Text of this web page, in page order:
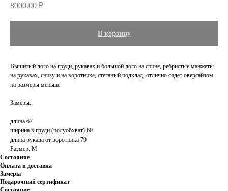
8000.00 ₽
В корзину
Вышитый лого на груди, рукавах и большой лого на спине, ребристые манжеты
на рукавах, снизу и на воротнике, стеганый подклад, отлично сядет оверсайзом
на размеры меньше
Замеры:
длина 67
ширина в груди (полуобхват) 60
длина рукава от воротника 79
Размер: M
Состояние
Оплата и доставка
Замеры
Подарочный сертификат